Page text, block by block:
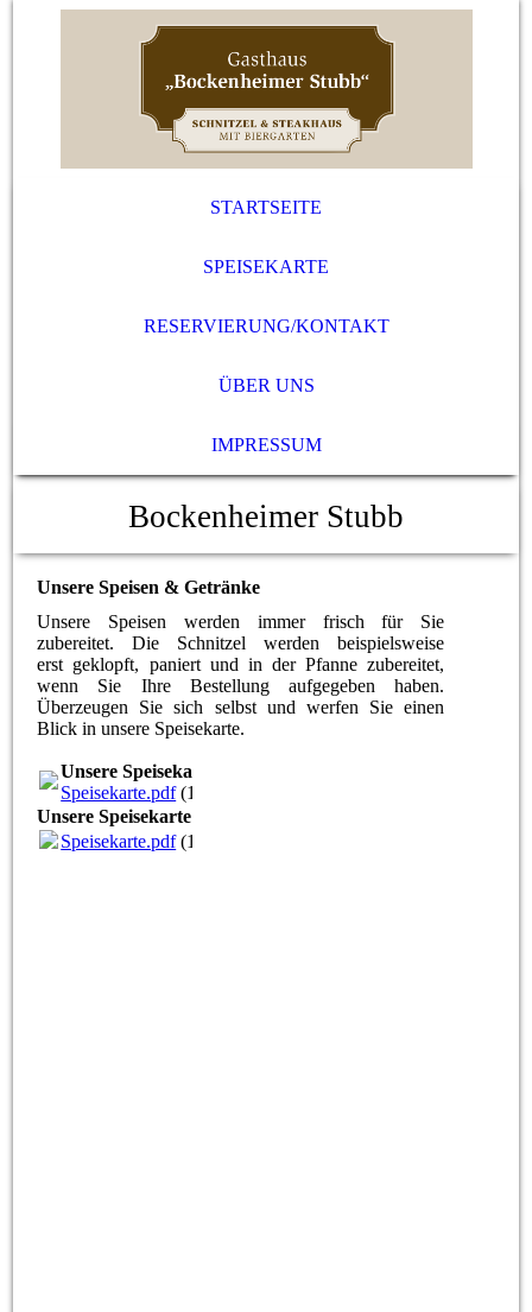
STARTSEITE
SPEISEKARTE
RESERVIERUNG/KONTAKT
ÜBER UNS
IMPRESSUM
Bockenheimer Stubb
Unsere Speisen & Getränke
Unsere Speisen werden immer frisch für Sie
zubereitet. Die Schnitzel werden beispielsweise
erst geklopft, paniert und in der Pfanne zubereitet,
wenn Sie Ihre Bestellung aufgegeben haben.
Überzeugen Sie sich selbst und werfen Sie einen
Blick in unsere Speisekarte.
Unsere Speisekarte
Speisekarte.pdf(12.94MB)
Unsere Speisekarte
Speisekarte.pdf(12.94MB)